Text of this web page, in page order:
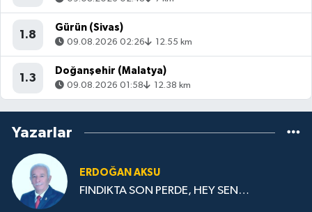
1.3
Doğanşehir (Malatya)
09.08.2026 01:58 12.38 km
Yazarlar
İstanbul Beyoğlu Nöbetçi Eczaneler